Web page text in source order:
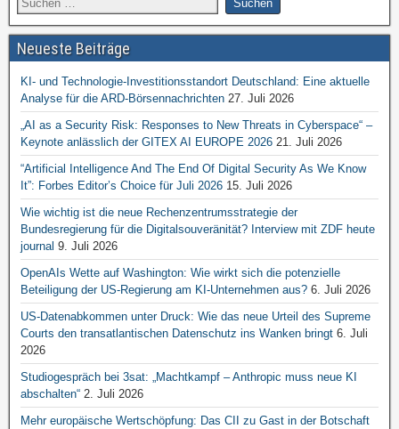
Neueste Beiträge
KI- und Technologie-Investitionsstandort Deutschland: Eine aktuelle
Analyse für die ARD-Börsennachrichten 27. Juli 2026
„AI as a Security Risk: Responses to New Threats in Cyberspace“ –
Keynote anlässlich der GITEX AI EUROPE 2026 21. Juli 2026
“Artificial Intelligence And The End Of Digital Security As We Know
It”: Forbes Editor’s Choice für Juli 2026 15. Juli 2026
Wie wichtig ist die neue Rechenzentrumsstrategie der
Bundesregierung für die Digitalsouveränität? Interview mit ZDF heute
journal 9. Juli 2026
OpenAIs Wette auf Washington: Wie wirkt sich die potenzielle
Beteiligung der US-Regierung am KI-Unternehmen aus? 6. Juli 2026
US-Datenabkommen unter Druck: Wie das neue Urteil des Supreme
Courts den transatlantischen Datenschutz ins Wanken bringt 6. Juli
2026
Studiogespräch bei 3sat: „Machtkampf – Anthropic muss neue KI
abschalten“ 2. Juli 2026
Mehr europäische Wertschöpfung: Das CII zu Gast in der Botschaft